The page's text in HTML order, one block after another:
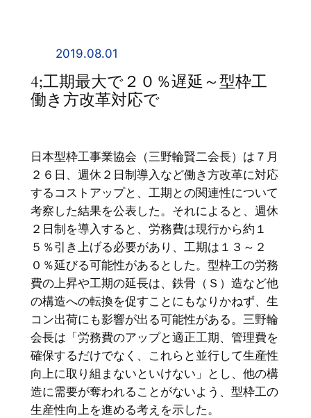
2019.08.01
4;工期最大で２０％遅延～型枠工
働き方改革対応で
日本型枠工事業協会（三野輪賢二会長）は７月
２６日、週休２日制導入など働き方改革に対応
するコストアップと、工期との関連性について
考察した結果を公表した。それによると、週休
２日制を導入すると、労務費は現行から約１
５％引き上げる必要があり、工期は１３～２
０％延びる可能性があるとした。型枠工の労務
費の上昇や工期の延長は、鉄骨（Ｓ）造など他
の構造への転換を促すことにもなりかねず、生
コン出荷にも影響が出る可能性がある。三野輪
会長は「労務費のアップと適正工期、管理費を
確保するだけでなく、これらと並行して生産性
向上に取り組まないといけない」とし、他の構
造に需要が奪われることがないよう、型枠工の
生産性向上を進める考えを示した。